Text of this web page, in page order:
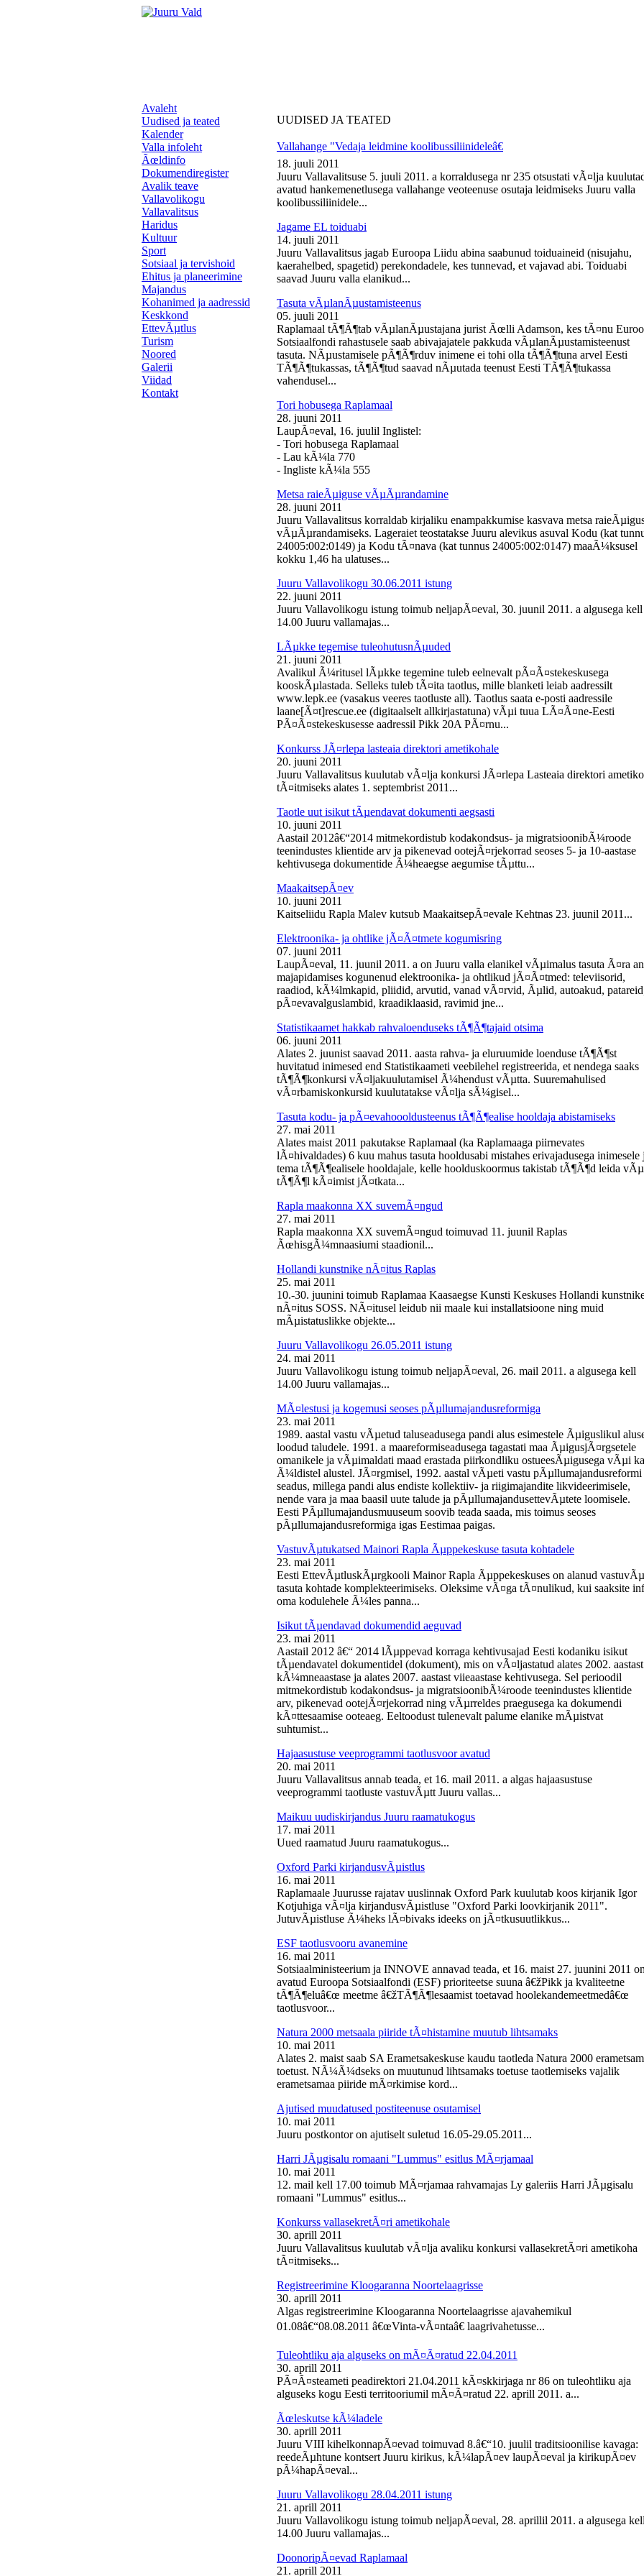
Avaleht
Uudised ja teated
Kalender
Valla infoleht
Ãœldinfo
Dokumendiregister
Avalik teave
Vallavolikogu
Vallavalitsus
Haridus
Kultuur
Sport
Sotsiaal ja tervishoid
Ehitus ja planeerimine
Majandus
Kohanimed ja aadressid
Keskkond
EttevÃµtlus
Turism
Noored
Galerii
Viidad
Kontakt
UUDISED JA TEATED
Vallahange "Vedaja leidmine koolibussiliinideleâ€
18. juuli 2011
Juuru Vallavalitsuse 5. juuli 2011. a korraldusega nr 235 otsustati vÃ¤lja
avatud hankemenetlusega vallahange veoteenuse osutaja leidmiseks Juuru valla
koolibussiliinidele...
Jagame EL toiduabi
14. juuli 2011
Juuru Vallavalitsus jagab Euroopa Liidu abina saabunud toiduaineid (nisujahu,
kaerahelbed, spagetid) perekondadele, kes tunnevad, et vajavad abi. Toiduabi
saavad Juuru valla elanikud...
Tasuta vÃµlanÃµustamisteenus
05. juuli 2011
Raplamaal tÃ¶Ã¶tab vÃµlanÃµustajana jurist Ãœlli Adamson, kes tÃ¤nu
Sotsiaalfondi rahastusele saab abivajajatele pakkuda vÃµlanÃµustamisteenust
tasuta. NÃµustamisele pÃ¶Ã¶rduv inimene ei tohi olla tÃ¶Ã¶tuna arvel Eesti
TÃ¶Ã¶tukassas, tÃ¶Ã¶tud saavad nÃµutada teenust Eesti TÃ¶Ã¶tukassa
vahendusel...
Tori hobusega Raplamaal
28. juuni 2011
LaupÃ¤eval, 16. juulil Inglistel:
- Tori hobusega Raplamaal
- Lau kÃ¼la 770
- Ingliste kÃ¼la 555
Metsa raieÃµiguse vÃµÃµrandamine
28. juuni 2011
Juuru Vallavalitsus korraldab kirjaliku enampakkumise kasvava metsa
vÃµÃµrandamiseks. Lageraiet teostatakse Juuru alevikus asuval Kodu (kat
24005:002:0149) ja Kodu tÃ¤nava (kat tunnus 24005:002:0147) maaÃ¼ksusel
kokku 1,46 ha ulatuses...
Juuru Vallavolikogu 30.06.2011 istung
22. juuni 2011
Juuru Vallavolikogu istung toimub neljapÃ¤eval, 30. juunil 2011. a algusega kell
14.00 Juuru vallamajas...
LÃµkke tegemise tuleohutusnÃµuded
21. juuni 2011
Avalikul Ã¼ritusel lÃµkke tegemine tuleb eelnevalt pÃ¤Ã¤stekeskusega
kooskÃµlastada. Selleks tuleb tÃ¤ita taotlus, mille blanketi leiab aadressilt
www.lepk.ee (vasakus veeres taotluste all). Taotlus saata e-posti aadressile
laane[Ã¤t]rescue.ee (digitaalselt allkirjastatuna) vÃµi tuua LÃ¤Ã¤ne-Eesti
PÃ¤Ã¤stekeskusesse aadressil Pikk 20A PÃ¤rnu...
Konkurss JÃ¤rlepa lasteaia direktori ametikohale
20. juuni 2011
Juuru Vallavalitsus kuulutab vÃ¤lja konkursi JÃ¤rlepa Lasteaia direktori
tÃ¤itmiseks alates 1. septembrist 2011...
Taotle uut isikut tÃµendavat dokumenti aegsasti
10. juuni 2011
Aastail 2012â€“2014 mitmekordistub kodakondsus- ja migratsioonibÃ¼roode
teenindustes klientide arv ja pikenevad ootejÃ¤rjekorrad seoses 5- ja 10-aastase
kehtivusega dokumentide Ã¼heaegse aegumise tÃµttu...
MaakaitsepÃ¤ev
10. juuni 2011
Kaitseliidu Rapla Malev kutsub MaakaitsepÃ¤evale Kehtnas 23. juunil 2011...
Elektroonika- ja ohtlike jÃ¤Ã¤tmete kogumisring
07. juuni 2011
LaupÃ¤eval, 11. juunil 2011. a on Juuru valla elanikel vÃµimalus tasuta Ã¤ra
majapidamises kogunenud elektroonika- ja ohtlikud jÃ¤Ã¤tmed: televiisorid,
raadiod, kÃ¼lmkapid, pliidid, arvutid, vanad vÃ¤rvid, Ãµlid, autoakud,
pÃ¤evavalguslambid, kraadiklaasid, ravimid jne...
Statistikaamet hakkab rahvaloenduseks tÃ¶Ã¶tajaid otsima
06. juuni 2011
Alates 2. juunist saavad 2011. aasta rahva- ja eluruumide loenduse tÃ¶Ã¶st
huvitatud inimesed end Statistikaameti veebilehel registreerida, et nendega saaks
tÃ¶Ã¶konkursi vÃ¤ljakuulutamisel Ã¼hendust vÃµtta. Suuremahulised
vÃ¤rbamiskonkursid kuulutatakse vÃ¤lja sÃ¼gisel...
Tasuta kodu- ja pÃ¤evahoooldusteenus tÃ¶Ã¶ealise hooldaja abistamiseks
27. mai 2011
Alates maist 2011 pakutakse Raplamaal (ka Raplamaaga piirnevates
lÃ¤hivaldades) 6 kuu mahus tasuta hooldusabi mistahes erivajadusega inimesele
tema tÃ¶Ã¶ealisele hooldajale, kelle hoolduskoormus takistab tÃ¶Ã¶d leida
tÃ¶Ã¶l kÃ¤imist jÃ¤tkata...
Rapla maakonna XX suvemÃ¤ngud
27. mai 2011
Rapla maakonna XX suvemÃ¤ngud toimuvad 11. juunil Raplas
ÃœhisgÃ¼mnaasiumi staadionil...
Hollandi kunstnike nÃ¤itus Raplas
25. mai 2011
10.-30. juunini toimub Raplamaa Kaasaegse Kunsti Keskuses Hollandi
nÃ¤itus SOSS. NÃ¤itusel leidub nii maale kui installatsioone ning muid
mÃµistatuslikke objekte...
Juuru Vallavolikogu 26.05.2011 istung
24. mai 2011
Juuru Vallavolikogu istung toimub neljapÃ¤eval, 26. mail 2011. a algusega kell
14.00 Juuru vallamajas...
MÃ¤lestusi ja kogemusi seoses pÃµllumajandusreformiga
23. mai 2011
1989. aastal vastu vÃµetud taluseadusega pandi alus esimestele Ãµiguslikul
loodud taludele. 1991. a maareformiseadusega tagastati maa ÃµigusjÃ¤rgsetele
omanikele ja vÃµimaldati maad erastada piirkondliku ostueesÃµigusega vÃµi ka
Ã¼ldistel alustel. JÃ¤rgmisel, 1992. aastal vÃµeti vastu pÃµllumajandusreformi
seadus, millega pandi alus endiste kollektiiv- ja riigimajandite likvideerimisele,
nende vara ja maa baasil uute talude ja pÃµllumajandusettevÃµtete loomisele.
Eesti PÃµllumajandusmuuseum soovib teada saada, mis toimus seoses
pÃµllumajandusreformiga igas Eestimaa paigas.
VastuvÃµtukatsed Mainori Rapla Ãµppekeskuse tasuta kohtadele
23. mai 2011
Eesti EttevÃµtluskÃµrgkooli Mainor Rapla Ãµppekeskuses on alanud
tasuta kohtade komplekteerimiseks. Oleksime vÃ¤ga tÃ¤nulikud, kui saaksite
oma kodulehele Ã¼les panna...
Isikut tÃµendavad dokumendid aeguvad
23. mai 2011
Aastail 2012 â€“ 2014 lÃµppevad korraga kehtivusajad Eesti kodaniku isikut
tÃµendavatel dokumentidel (dokument), mis on vÃ¤ljastatud alates 2002. aastast
kÃ¼mneaastase ja alates 2007. aastast viieaastase kehtivusega. Sel perioodil
mitmekordistub kodakondsus- ja migratsioonibÃ¼roode teenindustes klientide
arv, pikenevad ootejÃ¤rjekorrad ning vÃµrreldes praegusega ka dokumendi
kÃ¤ttesaamise ooteaeg. Eeltoodust tulenevalt palume elanike mÃµistvat
suhtumist...
Hajaasustuse veeprogrammi taotlusvoor avatud
20. mai 2011
Juuru Vallavalitsus annab teada, et 16. mail 2011. a algas hajaasustuse
veeprogrammi taotluste vastuvÃµtt Juuru vallas...
Maikuu uudiskirjandus Juuru raamatukogus
17. mai 2011
Uued raamatud Juuru raamatukogus...
Oxford Parki kirjandusvÃµistlus
16. mai 2011
Raplamaale Juurusse rajatav uuslinnak Oxford Park kuulutab koos kirjanik Igor
Kotjuhiga vÃ¤lja kirjandusvÃµistluse "Oxford Parki loovkirjanik 2011".
JutuvÃµistluse Ã¼heks lÃ¤bivaks ideeks on jÃ¤tkusuutlikkus...
ESF taotlusvooru avanemine
16. mai 2011
Sotsiaalministeerium ja INNOVE annavad teada, et 16. maist 27. juunini 2011 on
avatud Euroopa Sotsiaalfondi (ESF) prioriteetse suuna â€žPikk ja kvaliteetne
tÃ¶Ã¶eluâ€œ meetme â€žTÃ¶Ã¶lesaamist toetavad hoolekandemeetmedâ€œ
taotlusvoor...
Natura 2000 metsaala piiride tÃ¤histamine muutub lihtsamaks
10. mai 2011
Alates 2. maist saab SA Erametsakeskuse kaudu taotleda Natura 2000
toetust. NÃ¼Ã¼dseks on muutunud lihtsamaks toetuse taotlemiseks vajalik
erametsamaa piiride mÃ¤rkimise kord...
Ajutised muudatused postiteenuse osutamisel
10. mai 2011
Juuru postkontor on ajutiselt suletud 16.05-29.05.2011...
Harri JÃµgisalu romaani "Lummus" esitlus MÃ¤rjamaal
10. mai 2011
12. mail kell 17.00 toimub MÃ¤rjamaa rahvamajas Ly galeriis Harri JÃµgisalu
romaani "Lummus" esitlus...
Konkurss vallasekretÃ¤ri ametikohale
30. aprill 2011
Juuru Vallavalitsus kuulutab vÃ¤lja avaliku konkursi vallasekretÃ¤ri ametikoha
tÃ¤itmiseks...
Registreerimine Kloogaranna Noortelaagrisse
30. aprill 2011
Algas registreerimine Kloogaranna Noortelaagrisse ajavahemikul
01.08â€“08.08.2011 â€œVinta-vÃ¤ntaâ€ laagrivahetusse...
Tuleohtliku aja alguseks on mÃ¤Ã¤ratud 22.04.2011
30. aprill 2011
PÃ¤Ã¤steameti peadirektori 21.04.2011 kÃ¤skkirjaga nr 86 on tuleohtliku aja
alguseks kogu Eesti territooriumil mÃ¤Ã¤ratud 22. aprill 2011. a...
Ãœleskutse kÃ¼ladele
30. aprill 2011
Juuru VIII kihelkonnapÃ¤evad toimuvad 8.â€“10. juulil traditsioonilise kavaga:
reedeÃµhtune kontsert Juuru kirikus, kÃ¼lapÃ¤ev laupÃ¤eval ja kirikupÃ¤ev
pÃ¼hapÃ¤eval...
Juuru Vallavolikogu 28.04.2011 istung
21. aprill 2011
Juuru Vallavolikogu istung toimub neljapÃ¤eval, 28. aprillil 2011. a algusega kell
14.00 Juuru vallamajas...
DoonoripÃ¤evad Raplamaal
21. aprill 2011